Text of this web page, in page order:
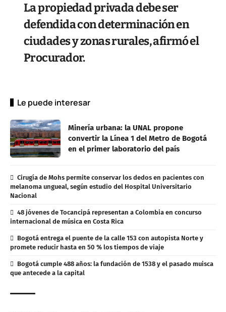
La propiedad privada debe ser
defendida con determinación en
ciudades y zonas rurales, afirmó el
Procurador.
Le puede interesar
Minería urbana: la UNAL propone
convertir la Línea 1 del Metro de Bogotá
en el primer laboratorio del país
Cirugía de Mohs permite conservar los dedos en pacientes con
melanoma ungueal, según estudio del Hospital Universitario
Nacional
48 jóvenes de Tocancipá representan a Colombia en concurso
internacional de música en Costa Rica
Bogotá entrega el puente de la calle 153 con autopista Norte y
promete reducir hasta en 50 % los tiempos de viaje
Bogotá cumple 488 años: la fundación de 1538 y el pasado muisca
que antecede a la capital